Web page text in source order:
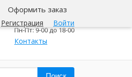
Регистрация Войти
Оформить заказ
Калининград
Пн-Пт: 9-00 до 18-00
Контакты